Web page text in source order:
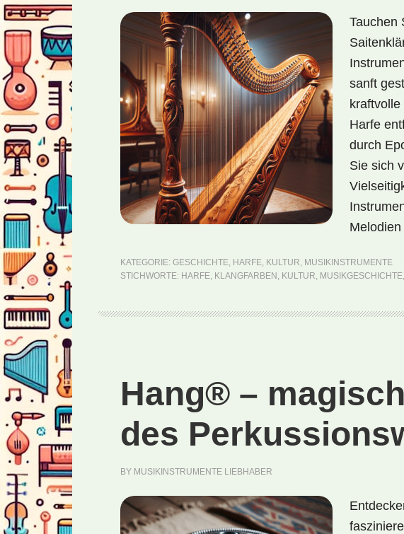
Tauchen
sanft
Harfe
durch
Sie sich
KATEGORIE: GESCHICHTE, HARFE, KULTUR, MUSIKINSTRUMENTE
STICHWORTE: HARFE, KLANGFARBEN , KULTUR, MUSIKGESCHICHTE,
Hang® –
des
BY MUSIKINSTRUMENTE LIEBHABER